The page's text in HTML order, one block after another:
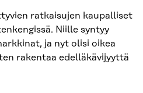
ratkaisujen kaupalliset
Niille syntyy
ja nyt olisi oikea
rakentaa edelläkävijyyttä